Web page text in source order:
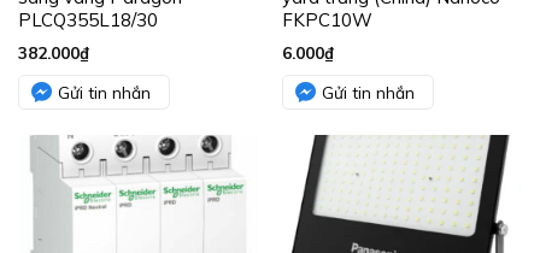
PLCQ355L18/30
382.000₫
Gửi tin nhắn
FKPC10W
6.000₫
Gửi tin nhắn